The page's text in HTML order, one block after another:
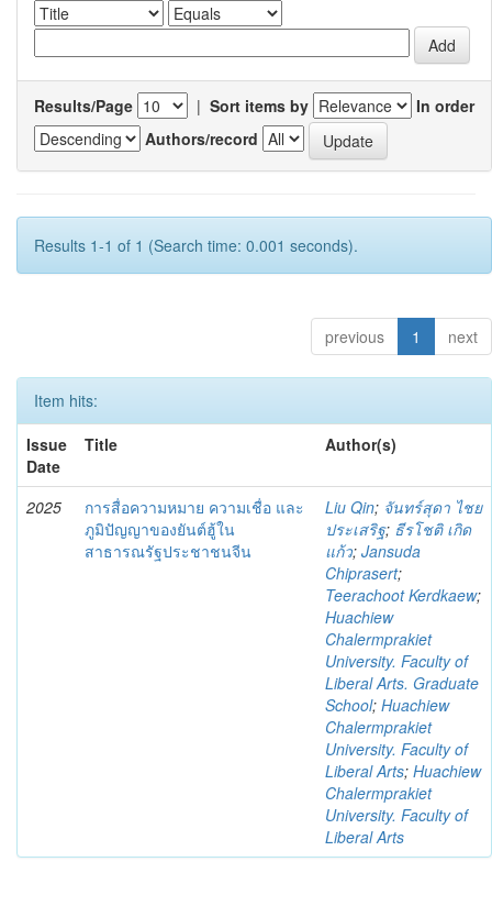
Results/Page | Sort items by
In order
Authors/record
Results 1-1 of 1 (Search time: 0.001 seconds).
previous 1 next
Item hits:
Issue
Date
Title Author(s)
2025
การสื่อความหมาย ความเชื่อ และ
ภูมิปัญญาของยันต์ฮู้ใน
สาธารณรัฐประชาชนจีน
Liu Qin; จันทร์สุดา ไชย
ประเสริฐ; ธีรโชติ เกิด
แก้ว; Jansuda
Chiprasert;
Teerachoot Kerdkaew;
Huachiew
Chalermprakiet
University. Faculty of
Liberal Arts. Graduate
School; Huachiew
Chalermprakiet
University. Faculty of
Liberal Arts; Huachiew
Chalermprakiet
University. Faculty of
Liberal Arts